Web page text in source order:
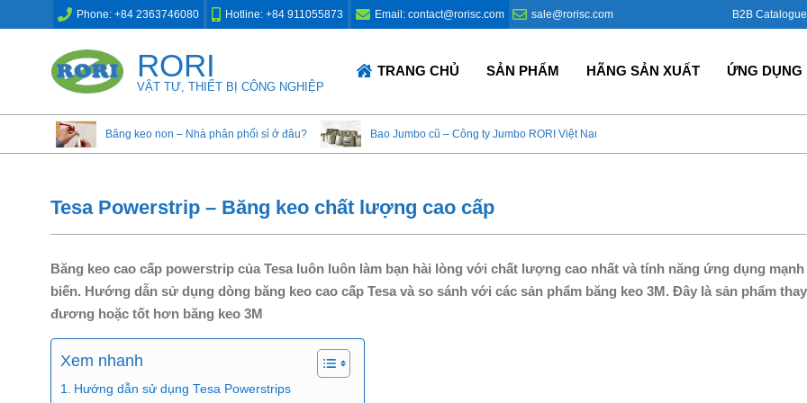
to
Phone: +84 2363746080 Hotline: +84 911055873 Email: contact@rorisc.com sale@rorisc.com B2B Catalogue
RORI
VẬT TƯ, THIẾT BỊ CÔNG NGHIỆP
Primary
TRANG CHỦ SẢN PHẨM HÃNG SẢN XUẤT ỨNG DỤNG
Băng keo non – Nhà phân phối sỉ ở đâu? Bao Jumbo cũ – Công ty Jumbo RORI Việt Nam? Bao Jumbo giá rẻ – Giải
Tesa Powerstrip – Băng keo chất lượng cao cấp
Băng keo cao cấp powerstrip của Tesa luôn luôn làm bạn hài lòng với chất lượng cao nhất và tính năng ứng dụng mạnh
biến. Hướng dẫn sử dụng dòng băng keo cao cấp Tesa và so sánh với các sản phẩm băng keo 3M. Đây là sản phẩm
đương hoặc tốt hơn băng keo 3M
Xem nhanh
Hướng dẫn sử dụng Tesa Powerstrips